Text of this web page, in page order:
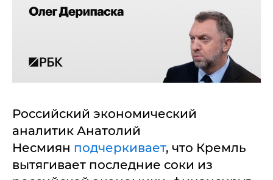
Российский экономический
аналитик Анатолий
Несмиян подчеркивает, что Кремль
вытягивает последние соки из